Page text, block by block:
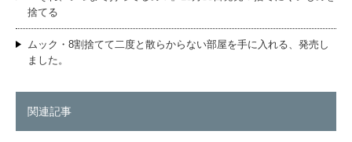
捨てる
ムック・8割捨てて二度と散らからない部屋を手に入れる、発売し
ました。
関連記事